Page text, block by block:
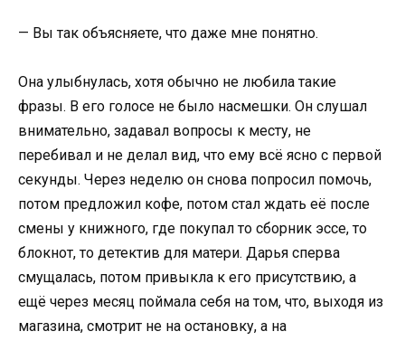
— Вы так объясняете, что даже мне понятно.
Она улыбнулась, хотя обычно не любила такие
фразы. В его голосе не было насмешки. Он слушал
внимательно, задавал вопросы к месту, не
перебивал и не делал вид, что ему всё ясно с первой
секунды. Через неделю он снова попросил помочь,
потом предложил кофе, потом стал ждать её после
смены у книжного, где покупал то сборник эссе, то
блокнот, то детектив для матери. Дарья сперва
смущалась, потом привыкла к его присутствию, а
ещё через месяц поймала себя на том, что, выходя из
магазина, смотрит не на остановку, а на